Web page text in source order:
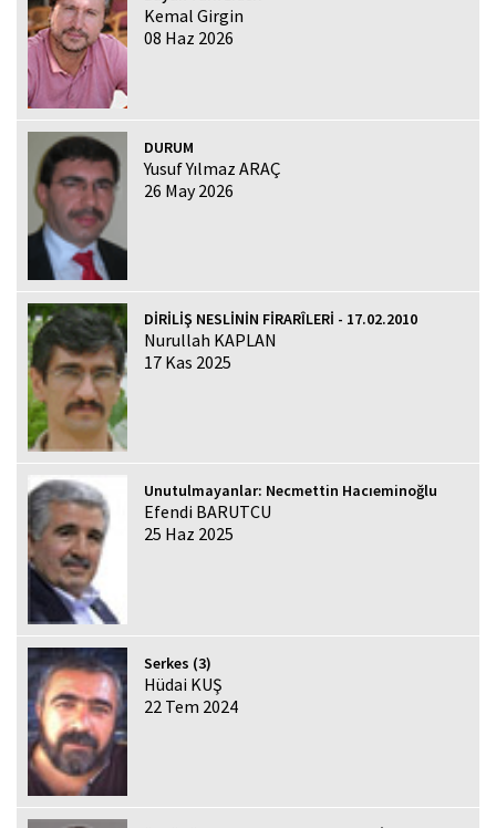
Kemal Girgin
08 Haz 2026
DURUM
Yusuf Yılmaz ARAÇ
26 May 2026
DİRİLİŞ NESLİNİN FİRARÎLERİ - 17.02.2010
Nurullah KAPLAN
17 Kas 2025
Unutulmayanlar: Necmettin Hacıeminoğlu
Efendi BARUTCU
25 Haz 2025
Serkes (3)
Hüdai KUŞ
22 Tem 2024